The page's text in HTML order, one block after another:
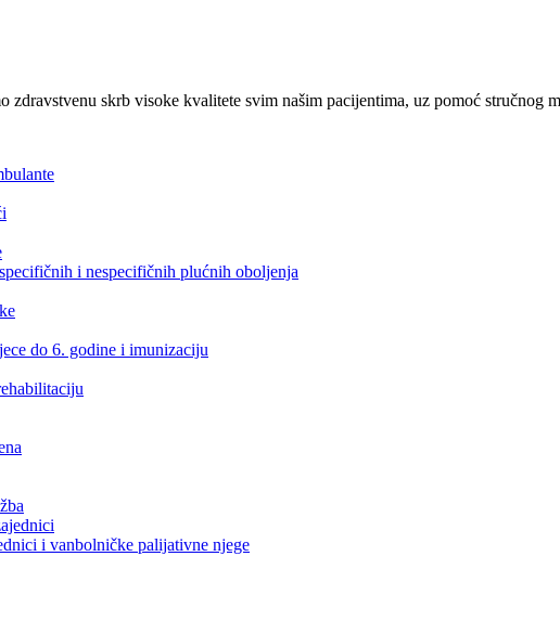
zdravstvenu skrb visoke kvalitete svim našim pacijentima, uz pomoć stručnog
i nespecifičnih plućnih oboljenja
do 6. godine i imunizaciju
i vanbolničke palijativne njege